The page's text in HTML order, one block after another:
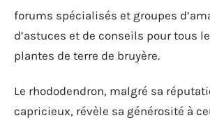
forums spécialisés et groupes
d’astuces et de conseils pour tous
plantes de terre de bruyère.
Le rhododendron, malgré sa
capricieux, révèle sa générosité à